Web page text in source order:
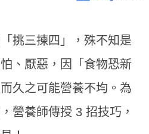
挑三揀四」，殊不知是
、厭惡，因「食物恐新
久之可能營養不均。為
營養師傳授 3 招技巧，